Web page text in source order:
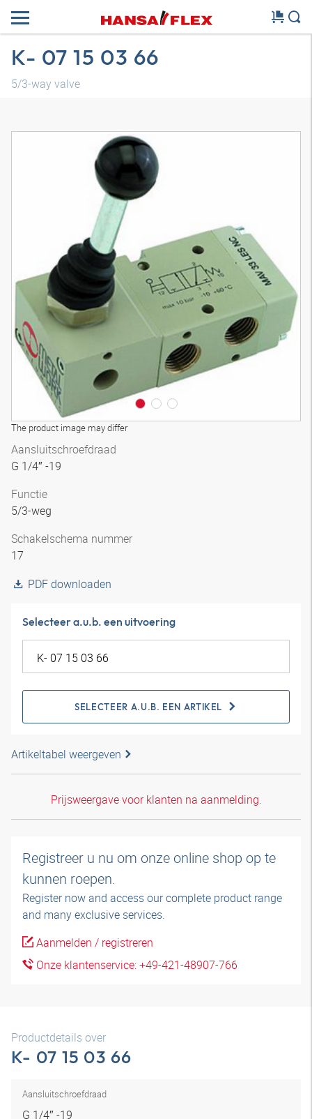
K- 07 15 03 66
5/3-way valve
The product image may differ
3D-model
Aansluitschroefdraad
G 1/4″ -19
Functie
5/3-weg
Schakelschema nummer
17
PDF downloaden
Selecteer a.u.b. een uitvoering
SELECTEER A.U.B. EEN ARTIKEL
Artikeltabel weergeven
Prijsweergave voor klanten na aanmelding.
Registreer u nu om onze online shop op te
kunnen roepen.
Register now and access our complete product range
and many exclusive services.
Aanmelden / registreren
Onze klantenservice: +49-421-48907-766
Productdetails over
K- 07 15 03 66
Aansluitschroefdraad
G 1/4″ -19